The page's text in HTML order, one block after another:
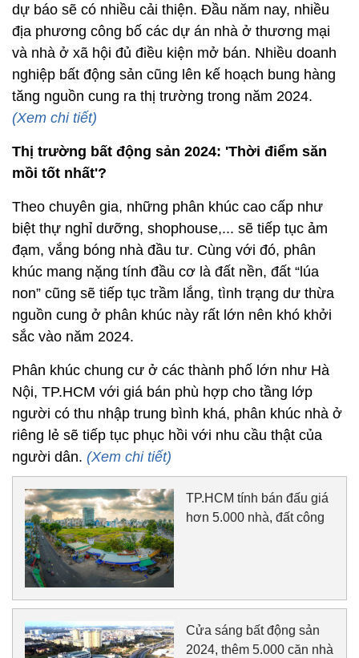
dự báo sẽ có nhiều cải thiện. Đầu năm nay, nhiều
địa phương công bố các dự án nhà ở thương mại
và nhà ở xã hội đủ điều kiện mở bán. Nhiều doanh
nghiệp bất động sản cũng lên kế hoạch bung hàng
tăng nguồn cung ra thị trường trong năm 2024.
(Xem chi tiết)
Thị trường bất động sản 2024: 'Thời điểm săn
mồi tốt nhất'?
Theo chuyên gia, những phân khúc cao cấp như
biệt thự nghỉ dưỡng, shophouse,... sẽ tiếp tục ảm
đạm, vắng bóng nhà đầu tư. Cùng với đó, phân
khúc mang nặng tính đầu cơ là đất nền, đất “lúa
non” cũng sẽ tiếp tục trầm lắng, tình trạng dư thừa
nguồn cung ở phân khúc này rất lớn nên khó khởi
sắc vào năm 2024.
Phân khúc chung cư ở các thành phố lớn như Hà
Nội, TP.HCM với giá bán phù hợp cho tầng lớp
người có thu nhập trung bình khá, phân khúc nhà ở
riêng lẻ sẽ tiếp tục phục hồi với nhu cầu thật của
người dân. (Xem chi tiết)
TP.HCM tính bán đấu giá
hơn 5.000 nhà, đất công
Cửa sáng bất động sản
2024, thêm 5.000 căn nhà